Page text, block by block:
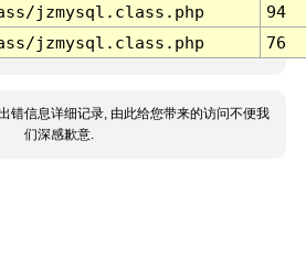
jzmysql.class.php
94
jzmysql.class.php 76
错信息详细记录, 由此给您带来的访问不便我
们深感歉意.